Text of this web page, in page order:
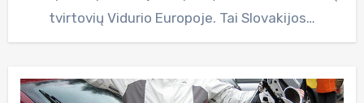
tvirtovių Vidurio Europoje. Tai Slovakijos…